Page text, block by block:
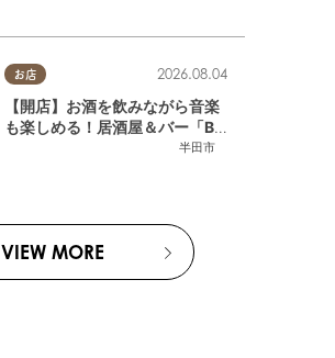
お店
半田市
2026.08.04
【開店】お酒を飲みながら音楽
も楽しめる！居酒屋＆バー「BL
OOMY（ブルーミー）」が7/3
VIEW MORE